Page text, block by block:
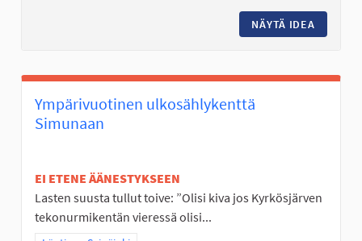
NÄYTÄ IDEA
Ympärivuotinen ulkosählykenttä
Simunaan
EI ETENE ÄÄNESTYKSEEN
Lasten suusta tullut toive: ”Olisi kiva jos Kyrkösjärven
tekonurmikentän vieressä olisi...